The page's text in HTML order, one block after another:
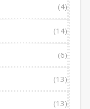
(4)
(14)
(6)
(13)
(13)